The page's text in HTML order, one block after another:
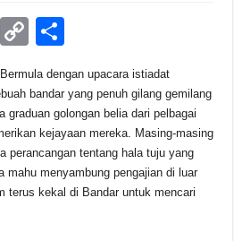
T
C
p
y
Li
n
k
ar
e
dengan upacara istiadat
bandar yang penuh gilang gemilang
graduan golongan belia dari pelbagai
kejayaan mereka. Masing-masing
perancangan tentang hala tuju yang
mahu menyambung pengajian di luar
terus kekal di Bandar untuk mencari